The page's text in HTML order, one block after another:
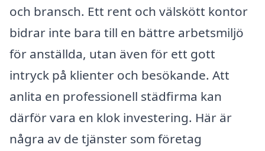
och bransch. Ett rent och välskött kontor
bidrar inte bara till en bättre arbetsmiljö
för anställda, utan även för ett gott
intryck på klienter och besökande. Att
anlita en professionell städfirma kan
därför vara en klok investering. Här är
några av de tjänster som företag